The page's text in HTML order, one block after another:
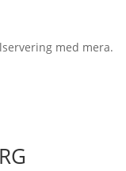
med mera.